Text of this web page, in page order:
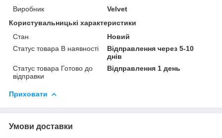
Виробник
Velvet
Користувальницькі характеристики
Стан
Новий
Статус товара В наявності
Відправлення через 5-10
днів
Статус товара Готово до
відправки
Відправлення 1 день
Приховати
Умови доставки